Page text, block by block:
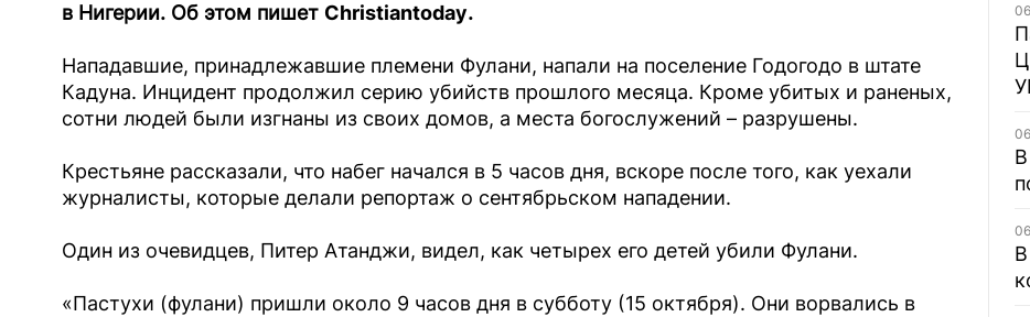
в Нигерии. Об этом пишет Christiantoday.
Нападавшие, принадлежавшие племени Фулани, напали на поселение Годогодо в штате
Кадуна. Инцидент продолжил серию убийств прошлого месяца. Кроме убитых и раненых,
сотни людей были изгнаны из своих домов, а места богослужений – разрушены.
Крестьяне рассказали, что набег начался в 5 часов дня, вскоре после того, как уехали
журналисты, которые делали репортаж о сентябрьском нападении.
Один из очевидцев, Питер Атанджи, видел, как четырех его детей убили Фулани.
«Пастухи (фулани) пришли около 9 часов дня в субботу (15 октября). Они ворвались в